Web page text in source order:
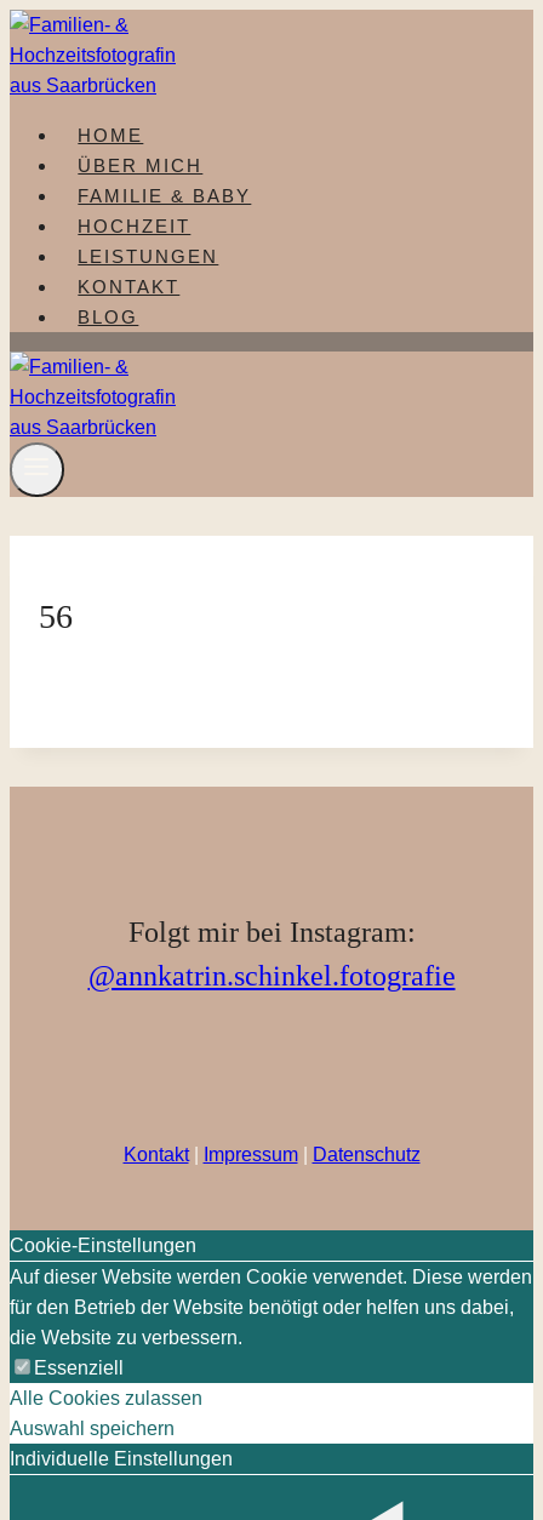
Zum
Inhalt
springen
HOME
ÜBER MICH
FAMILIE & BABY
HOCHZEIT
LEISTUNGEN
KONTAKT
BLOG
56
Folgt mir bei Instagram:
@annkatrin.schinkel.fotografie
Kontakt| Impressum| Datenschutz
Cookie-Einstellungen
Auf dieser Website werden Cookie verwendet. Diese werden
für den Betrieb der Website benötigt oder helfen uns dabei,
die Website zu verbessern.
Essenziell
Alle Cookies zulassen
Auswahl speichern
Individuelle Einstellungen